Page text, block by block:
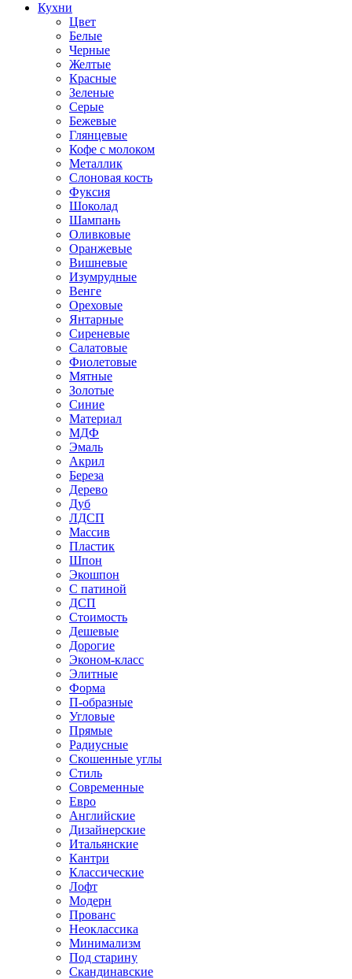
Кухни
Цвет
Белые
Черные
Желтые
Красные
Зеленые
Серые
Бежевые
Глянцевые
Кофе с молоком
Металлик
Слоновая кость
Фуксия
Шоколад
Шампань
Оливковые
Оранжевые
Вишневые
Изумрудные
Венге
Ореховые
Янтарные
Сиреневые
Салатовые
Фиолетовые
Мятные
Золотые
Синие
Материал
МДФ
Эмаль
Акрил
Береза
Дерево
Дуб
ЛДСП
Массив
Пластик
Шпон
Экошпон
С патиной
ДСП
Стоимость
Дешевые
Дорогие
Эконом-класс
Элитные
Форма
П-образные
Угловые
Прямые
Радиусные
Скошенные углы
Стиль
Современные
Евро
Английские
Дизайнерские
Итальянские
Кантри
Классические
Лофт
Модерн
Прованс
Неоклассика
Минимализм
Под старину
Скандинавские